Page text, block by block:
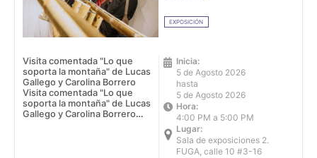
EXPOSICIÓN
Visita comentada "Lo que
soporta la montaña" de Lucas
Gallego y Carolina Borrero
Visita comentada "Lo que
soporta la montaña" de Lucas
Gallego y Carolina Borrero
Inicia:
5 de Agosto 2026
hasta
5 de Agosto 2026
Hora:
4:00 PM a 5:00 PM
Lugar:
Sala de exposiciones 2.
FUGA, calle 10 #3-16